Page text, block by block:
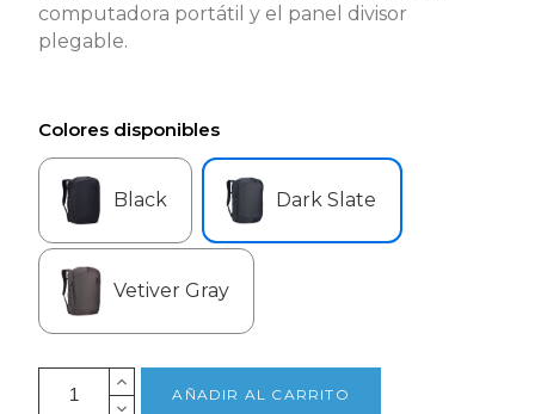
computadora portátil y el panel divisor
plegable.
Colores disponibles
Black Dark Slate
Vetiver Gray
AÑADIR AL CARRITO